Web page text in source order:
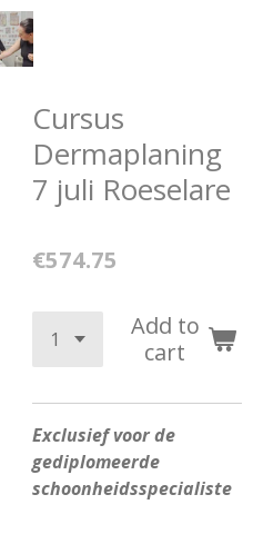
Cursus
Dermaplaning
7 juli Roeselare
€574.75
Add to
cart
Exclusief voor de
gediplomeerde
schoonheidsspecialiste